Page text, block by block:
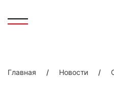
Главная / Новости /